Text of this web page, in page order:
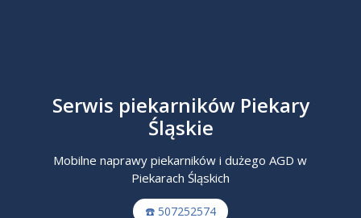
Serwis piekarników Piekary
Śląskie
Mobilne naprawy piekarników i dużego AGD w
Piekarach Śląskich
☎️ 507252574